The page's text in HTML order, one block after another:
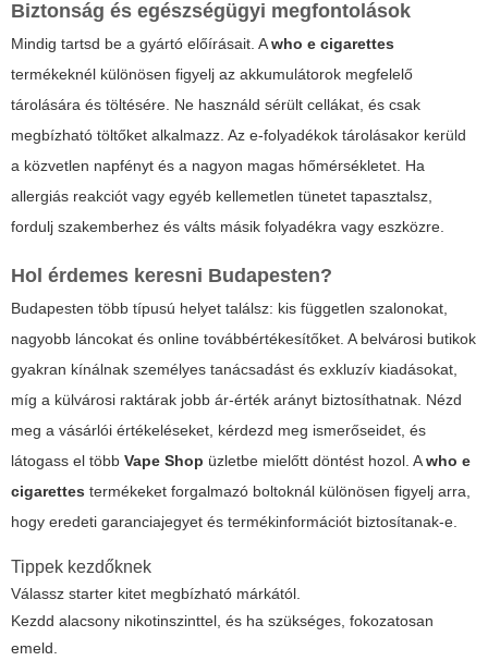
Biztonság és egészségügyi megfontolások
Mindig tartsd be a gyártó előírásait. Awho e cigarettes
termékeknél különösen figyelj az akkumulátorok megfelelő
tárolására és töltésére. Ne használd sérült cellákat, és csak
megbízható töltőket alkalmazz. Az e-folyadékok tárolásakor kerüld
a közvetlen napfényt és a nagyon magas hőmérsékletet. Ha
allergiás reakciót vagy egyéb kellemetlen tünetet tapasztalsz,
fordulj szakemberhez és válts másik folyadékra vagy eszközre.
Hol érdemes keresni Budapesten?
Budapesten több típusú helyet találsz: kis független szalonokat,
nagyobb láncokat és online továbbértékesítőket. A belvárosi butikok
gyakran kínálnak személyes tanácsadást és exkluzív kiadásokat,
míg a külvárosi raktárak jobb ár-érték arányt biztosíthatnak. Nézd
meg a vásárlói értékeléseket, kérdezd meg ismerőseidet, és
látogass el több Vape Shop üzletbe mielőtt döntést hozol. Awho e
cigarettes termékeket forgalmazó boltoknál különösen figyelj arra,
hogy eredeti garanciajegyet és termékinformációt biztosítanak-e.
Tippek kezdőknek
Válassz starter kitet megbízható márkától.
Kezdd alacsony nikotinszinttel, és ha szükséges, fokozatosan
emeld.